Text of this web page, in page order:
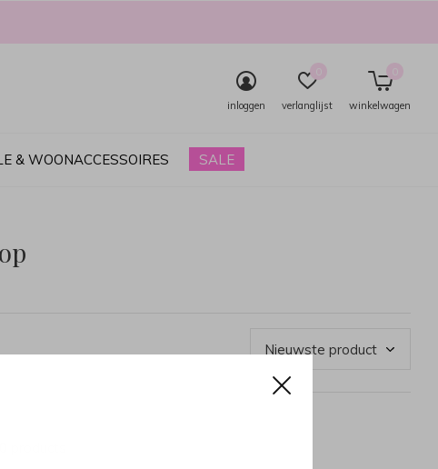
& WOONACCESSOIRES SALE
inloggen verlanglijst
0
winkelwagen
0